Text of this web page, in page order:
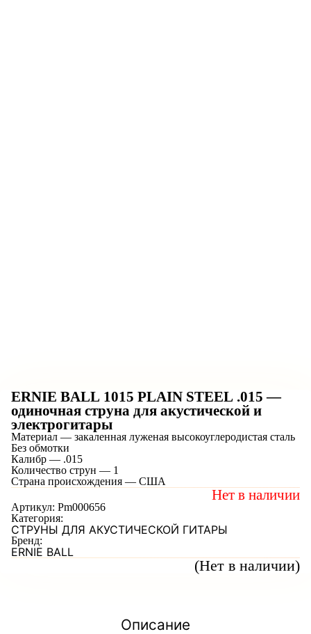
ERNIE BALL 1015 PLAIN STEEL .015 —
одиночная струна для акустической и
электрогитары
(Нет в наличии)
Материал — закаленная луженая высокоуглеродистая сталь
Без обмотки
Калибр — .015
Количество струн — 1
Страна происхождения — США
Нет в наличии
Артикул: Pm000656
Категория:
СТРУНЫ ДЛЯ АКУСТИЧЕСКОЙ ГИТАРЫ
Бренд:
ERNIE BALL
Описание